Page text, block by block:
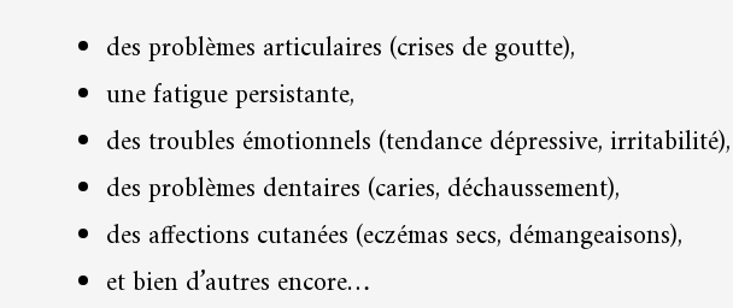
des problèmes articulaires (crises de goutte),
une fatigue persistante,
des troubles émotionnels (tendance dépressive, irritabilité),
des problèmes dentaires (caries, déchaussement),
des affections cutanées (eczémas secs, démangeaisons),
et bien d’autres encore…